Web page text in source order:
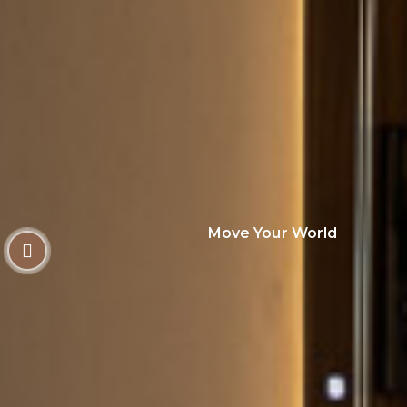
Move Your World